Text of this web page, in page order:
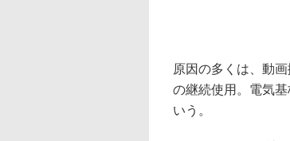
原因の多くは、動
の継続使用。電気
いう。